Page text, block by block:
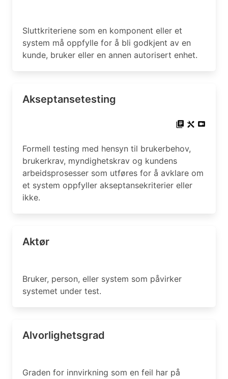
Sluttkriteriene som en komponent eller et
system må oppfylle for å bli godkjent av en
kunde, bruker eller en annen autorisert enhet.
Akseptansetesting
Formell testing med hensyn til brukerbehov,
brukerkrav, myndighetskrav og kundens
arbeidsprosesser som utføres for å avklare om
et system oppfyller akseptansekriterier eller
ikke.
Aktør
Bruker, person, eller system som påvirker
systemet under test.
Alvorlighetsgrad
Graden for innvirkning som en feil har på